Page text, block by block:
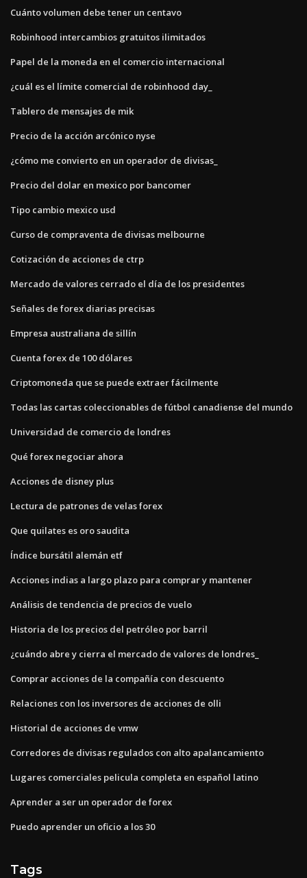
Cuánto volumen debe tener un centavo
Robinhood intercambios gratuitos ilimitados
Papel de la moneda en el comercio internacional
¿cuál es el límite comercial de robinhood day_
Tablero de mensajes de mik
Precio de la acción arcónico nyse
¿cómo me convierto en un operador de divisas_
Precio del dolar en mexico por bancomer
Tipo cambio mexico usd
Curso de compraventa de divisas melbourne
Cotización de acciones de ctrp
Mercado de valores cerrado el día de los presidentes
Señales de forex diarias precisas
Empresa australiana de sillín
Cuenta forex de 100 dólares
Criptomoneda que se puede extraer fácilmente
Todas las cartas coleccionables de fútbol canadiense del mundo
Universidad de comercio de londres
Qué forex negociar ahora
Acciones de disney plus
Lectura de patrones de velas forex
Que quilates es oro saudita
Índice bursátil alemán etf
Acciones indias a largo plazo para comprar y mantener
Análisis de tendencia de precios de vuelo
Historia de los precios del petróleo por barril
¿cuándo abre y cierra el mercado de valores de londres_
Comprar acciones de la compañía con descuento
Relaciones con los inversores de acciones de olli
Historial de acciones de vmw
Corredores de divisas regulados con alto apalancamiento
Lugares comerciales pelicula completa en español latino
Aprender a ser un operador de forex
Puedo aprender un oficio a los 30
Tags